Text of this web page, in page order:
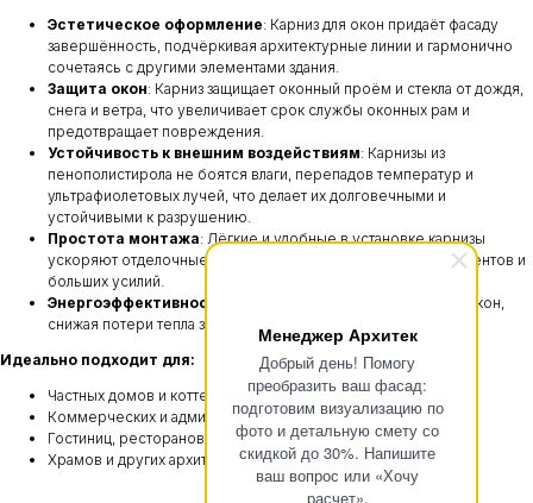
Менеджер Архитек
Добрый день! Помогу
преобразить ваш фасад:
подготовим визуализацию по
фото и детальную смету со
скидкой до 30%. Напишите
ваш вопрос или «Хочу
расчет».
Эстетическое оформление: Карниз для окон придаёт фасаду
завершённость, подчёркивая архитектурные линии и гармонично
сочетаясь с другими элементами здания.
Защита окон: Карниз защищает оконный проём и стекла от дождя,
снега и ветра, что увеличивает срок службы оконных рам и
предотвращает повреждения.
Устойчивость к внешним воздействиям: Карнизы из
пенополистирола не боятся влаги, перепадов температур и
ультрафиолетовых лучей, что делает их долговечными и
устойчивыми к разрушению.
Простота монтажа: Лёгкие и удобные в установке карнизы
ускоряют отделочные работы, не требуя сложных инструментов и
больших усилий.
Энергоэффективность
: Карниз улучшает теплоизоляцию окон,
снижая потери тепла зимой и защищая от перегрева летом.
Идеально подходит для:
Частных домов и коттеджей
Коммерческих и административных зданий
Гостиниц, ресторанов и культурных объектов
Храмов и других архитектурных сооружений